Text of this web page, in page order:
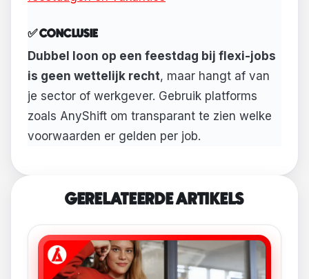
✅ CONCLUSIE
Dubbel loon op een feestdag bij flexi-jobs
is geen wettelijk recht, maar hangt af van
je sector of werkgever. Gebruik platforms
zoals AnyShift om transparant te zien welke
voorwaarden er gelden per job.
GERELATEERDE ARTIKELS